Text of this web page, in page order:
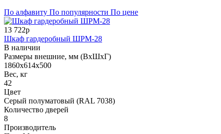
По алфавиту По популярности По цене
13 722р
Шкаф гардеробный ШРМ-28
В наличии
Размеры внешние, мм (ВхШхГ)
1860х614х500
Вес, кг
42
Цвет
Серый полуматовый (RAL 7038)
Количество дверей
8
Производитель